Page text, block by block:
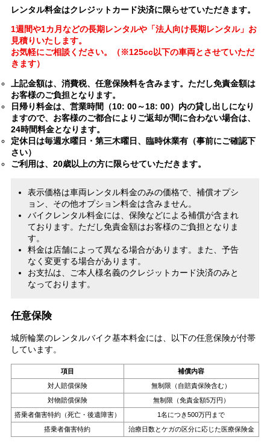
レンタル料金はクレジットカード決済に限らせていただきます。
1週間や1カ月などの長期レンタルや「法人向け長期レンタル」お
見積りいたします。
お気軽にご相談ください。（※125cc以下の車両とさせていただ
きます）
上記金額は、消費税、任意保険料を含みます。ただし免責金額は
お客様のご負担となります。
日帰り料金は、営業時間（10: 00～18: 00）内の貸し出しになり
ますので、お客様のご都合によりご返却が間に合わない場合は、
24時間料金となります。
定休日は毎週水曜日・第三木曜日、臨時休業有（事前にご確認下
さい）
ご利用は、20歳以上の方に限らせていただきます。
表示価格は車両レンタル料金のみの価格で、補償オプシ
ョン、その他オプション料金は含みません。
バイクレンタル料金には、保険などによる補償が含まれ
ております。ただし免責金額はお客様のご負担となりま
す。
料金は店舗によって異なる場合があります。また、予告
なく変更する場合があります。
お支払は、ご本人様名義のクレジットカード決済のみと
なっております。
任意保険
城所輪業のレンタルバイク基本料金には、以下の任意保険が付帯
しています。
項目
補償内容
対人賠償保険
無制限（自賠責保険含む）
対物賠償保険
無制限（免責金額5万円）
搭乗者傷害特約（死亡・後遺障害）
1名につき500万円まで
搭乗者傷害特約
治療日数とケガの区分に応じた医療保険金